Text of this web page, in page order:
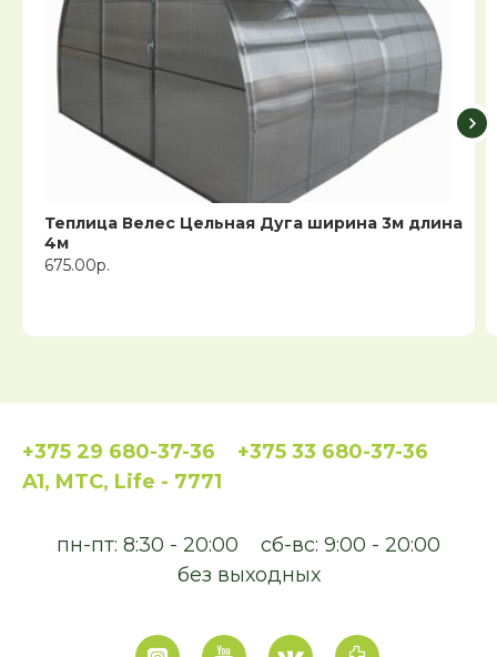
Теплица Велес Цельная Дуга ширина 3м длина
4м
675.00р.
+375 29 680-37-36
+375 33 680-37-36
A1, MTC, Life - 7771
пн-пт: 8:30 - 20:00
сб-вс: 9:00 - 20:00
без выходных